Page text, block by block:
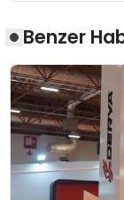
Benzer